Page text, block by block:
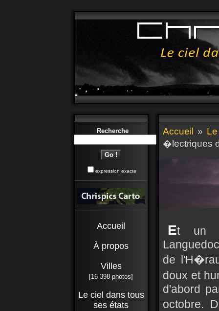
Recherche
expression exacte
Accueil
À propos
Villes
[16 398 photos]
Le ciel dans tous
ses états
Accueil »
�lectriques
Et un
de
doux et
d'abord
octobre.